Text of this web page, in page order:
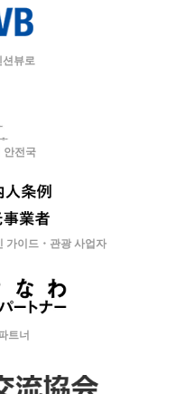
션뷰로
안전국
가이드・관광 사업자
트너